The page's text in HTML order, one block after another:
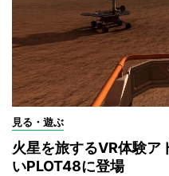
見る・遊ぶ
火星を旅するVR体験
いPLOT48に登場